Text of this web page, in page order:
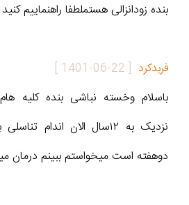
بنده زودانزالی هستملطفا راهنماییم کنید
فربدکرد [
1401-06-22
]
باسلام وخسته نباشی بنده کلیه
نزدیک به ۱۲سال الان اندام
دوهفته است میخواستم ببینم درمان